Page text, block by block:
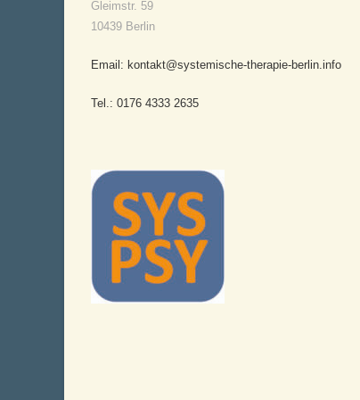
Gleimstr. 59
10439 Berlin
Email: kontakt@systemische-therapie-berlin.info
Tel.: 0176 4333 2635